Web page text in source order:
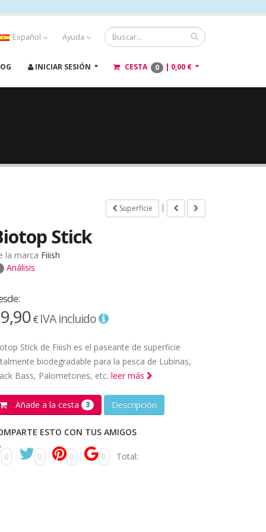
Español Ayuda
INICIAR SESIÓN CESTA 0 | 0,00 €
Superficie |
Stick
la marca Fiiish
Análisis
€IVA incluido
Stick de Fiiish es el paseante de superficie
biodegradable para la pesca de Lubinas,
Bass, Palometones, etc. leer más
Añade a la cesta 3 Descripción
ESTO CON TUS AMIGOS
0 0 0 0 Total: